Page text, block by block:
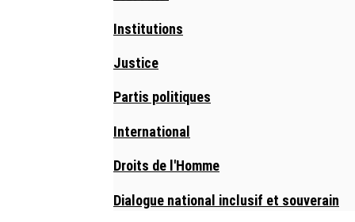
Institutions
Justice
Partis politiques
International
Droits de l'Homme
Dialogue national inclusif et souverain